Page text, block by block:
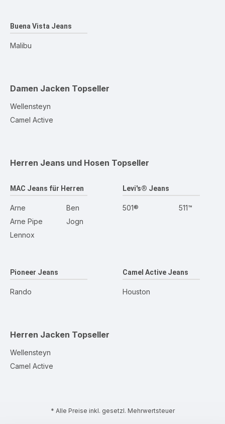
Buena Vista Jeans
Malibu
Damen Jacken Topseller
Wellensteyn
Camel Active
Herren Jeans und Hosen Topseller
MAC Jeans für Herren
Arne
Arne Pipe
Lennox
Ben
Jogn
Levi's® Jeans
501® 511™
Pioneer Jeans
Rando
Camel Active Jeans
Houston
Herren Jacken Topseller
Wellensteyn
Camel Active
* Alle Preise inkl. gesetzl. Mehrwertsteuer